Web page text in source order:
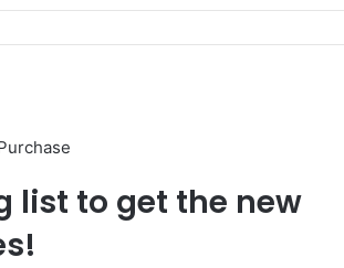
list to get the new